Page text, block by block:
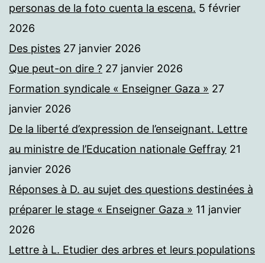
personas de la foto cuenta la escena. 5 février
2026
Des pistes 27 janvier 2026
Que peut-on dire ? 27 janvier 2026
Formation syndicale « Enseigner Gaza » 27
janvier 2026
De la liberté d’expression de l’enseignant. Lettre
au ministre de l’Education nationale Geffray 21
janvier 2026
Réponses à D. au sujet des questions destinées à
préparer le stage « Enseigner Gaza » 11 janvier
2026
Lettre à L. Etudier des arbres et leurs populations